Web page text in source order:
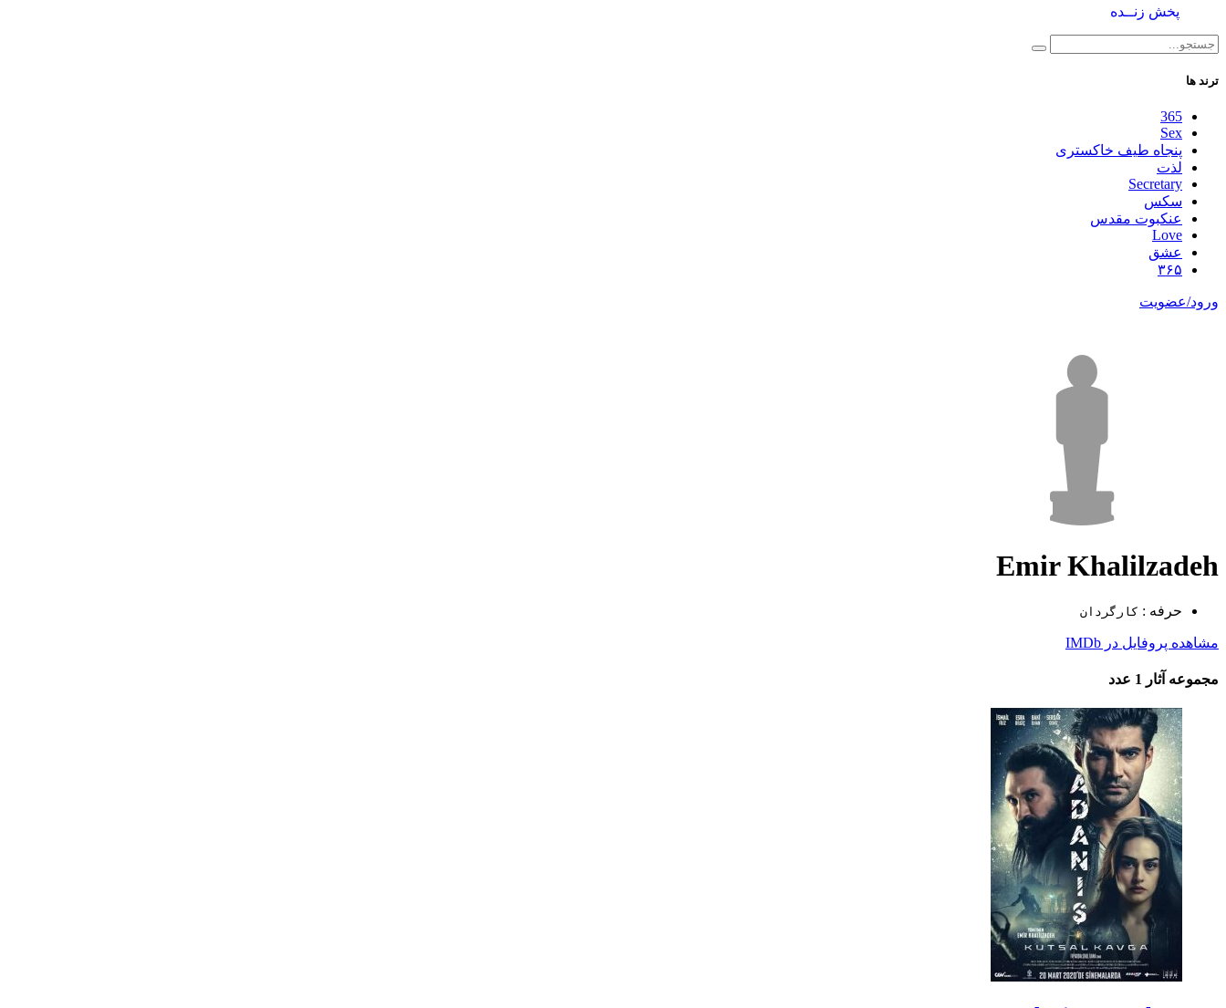
پخش زنــده
ترند ها
365
Sex
پنجاه طیف خاکستری
لذت
Secretary
سکس
عنکبوت مقدس
Love
عشق
۳۶۵
ورود/عضویت
Emir Khalilzadeh
حرفه : کارگردان
مشاهده پروفایل در IMDb
مجموعه آثار 1 عدد